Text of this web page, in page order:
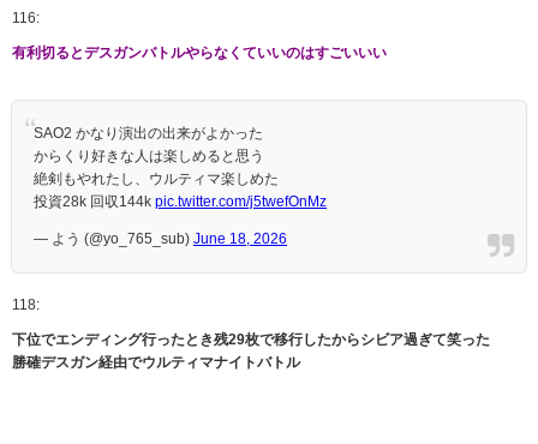
116:
有利切るとデスガンバトルやらなくていいのはすごいいい
SAO2 かなり演出の出来がよかった
からくり好きな人は楽しめると思う
絶剣もやれたし、ウルティマ楽しめた
投資28k 回収144k pic.twitter.com/j5twefOnMz
— よう (@yo_765_sub) June 18, 2026
118:
下位でエンディング行ったとき残29枚で移行したからシビア過ぎて笑った
勝確デスガン経由でウルティマナイトバトル